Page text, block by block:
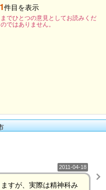
1件目を表示
でひとつの意見としてお読みくだ
ではありません。
2011-04-18
すが、実際は精神科み